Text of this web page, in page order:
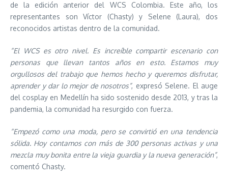
de la edición anterior del WCS Colombia. Este año, los
representantes son Víctor (Chasty) y Selene (Laura), dos
reconocidos artistas dentro de la comunidad.
“El WCS es otro nivel. Es increíble compartir escenario con
personas que llevan tantos años en esto. Estamos muy
orgullosos del trabajo que hemos hecho y queremos disfrutar,
aprender y dar lo mejor de nosotros”, expresó Selene. El auge
del cosplay en Medellín ha sido sostenido desde 2013, y tras la
pandemia, la comunidad ha resurgido con fuerza.
“Empezó como una moda, pero se convirtió en una tendencia
sólida. Hoy contamos con más de 300 personas activas y una
mezcla muy bonita entre la vieja guardia y la nueva generación”,
comentó Chasty.